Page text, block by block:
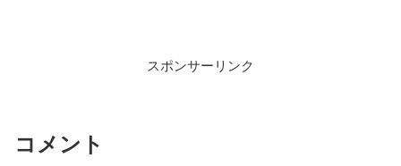
スポンサーリンク
コメント